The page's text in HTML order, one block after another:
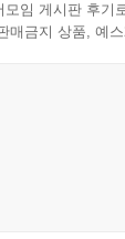
임 게시판 후기
매금지 상품, 예